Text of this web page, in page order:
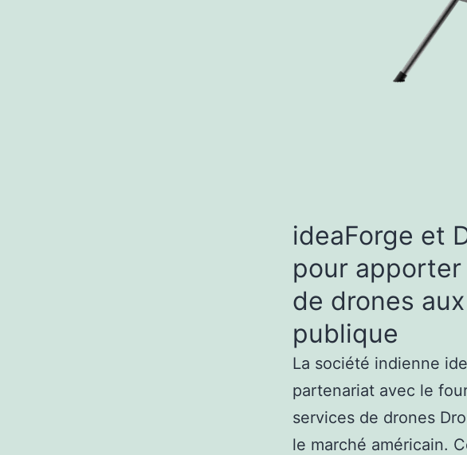
ideaForge et
pour
de drones
publique
La société indienne
partenariat avec le
services de drones
le marché américain.